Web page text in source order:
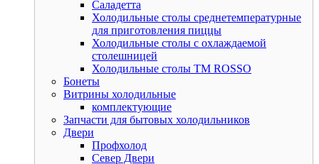
Саладетта
Холодильные столы среднетемпературные
для приготовления пиццы
Холодильные столы с охлаждаемой
столешницей
Холодильные столы ТМ ROSSO
Бонеты
Витрины холодильные
комплектующие
Запчасти для бытовых холодильников
Двери
Профхолод
Север Двери